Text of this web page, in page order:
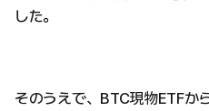
した。
そのうえで、BTC現物ETFか